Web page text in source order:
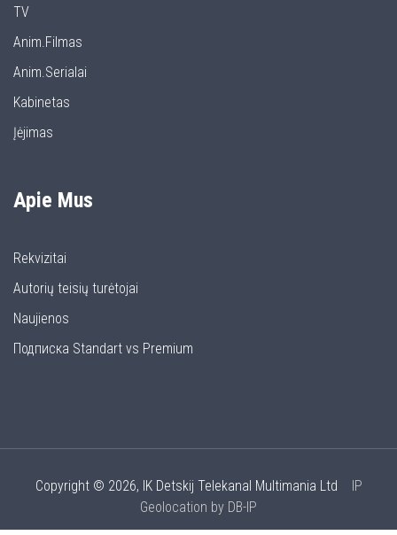
TV
Anim.filmas
Anim.serialai
Kabinetas
Įėjimas
Apie Mus
Rekvizitai
Autorių teisių turėtojai
Naujienos
Подписка Standart vs Premium
Copyright © 2026, IK Detskij Telekanal Multimania Ltd
IP
Geolocation by DB-IP